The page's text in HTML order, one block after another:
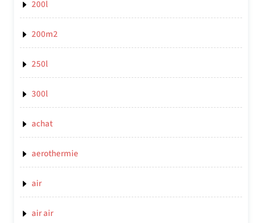
200l
200m2
250l
300l
achat
aerothermie
air
air air